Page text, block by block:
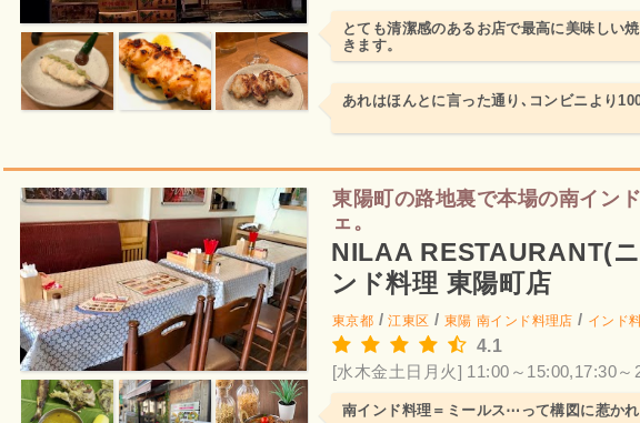
とても清潔感のあるお店で最高に美味しい
きます。
あれはほんとに言った通り､コンビニより
東陽町の路地裏で本場の南イン
ェ。
NILAA RESTAURANT(
ンド料理 東陽町店
東京都 /江東区 / 東陽 南インド料理店 / インド
4.1
[水木金土日月火] 11:00～15:00,17:30～
南インド料理＝ミールス⋯って構図に惹かれ